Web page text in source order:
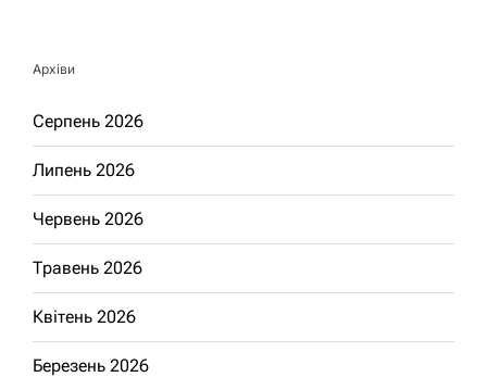
Архіви
Серпень 2026
Липень 2026
Червень 2026
Травень 2026
Квітень 2026
Березень 2026